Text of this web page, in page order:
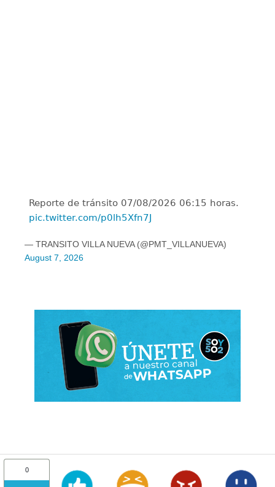
Reporte de tránsito 07/08/2026 06:15 horas.
pic.twitter.com/p0lh5Xfn7J
— TRANSITO VILLA NUEVA (@PMT_VILLANUEVA)
August 7, 2026
0